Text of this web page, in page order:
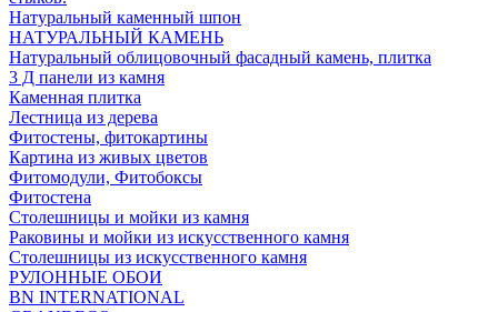
Натуральный каменный шпон
НАТУРАЛЬНЫЙ КАМЕНЬ
Натуральный облицовочный фасадный камень, плитка
3 Д панели из камня
Каменная плитка
Лестница из дерева
Фитостены, фитокартины
Картина из живых цветов
Фитомодули, Фитобоксы
Фитостена
Столешницы и мойки из камня
Раковины и мойки из искусственного камня
Столешницы из искусственного камня
РУЛОННЫЕ ОБОИ
BN INTERNATIONAL